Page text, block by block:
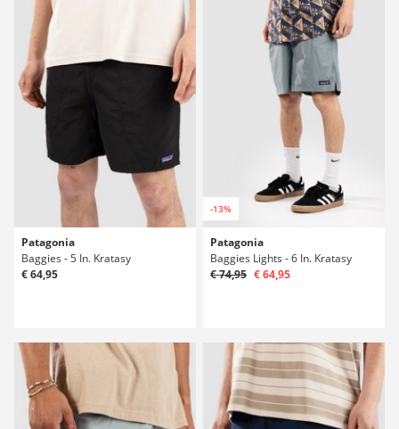
Patagonia
Baggies - 5 In. Kratasy
€ 64,95
-13%
Patagonia
Baggies Lights - 6 In. Kratasy
€ 74,95 € 64,95